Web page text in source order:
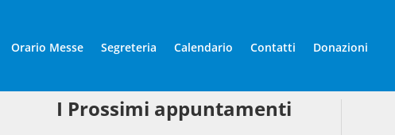
Orario Messe Segreteria Calendario Contatti Donazioni
I Prossimi appuntamenti